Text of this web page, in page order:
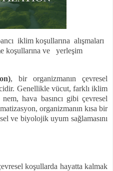
iklim koşullarına alışmaları
koşullarına ve
yerleşim
, bir organizmanın çevresel
Genellikle vücut, farklı iklim
hava basıncı gibi çevresel
organizmanın kısa bir
ve biyolojik uyum sağlamasını
koşullarda hayatta kalmak